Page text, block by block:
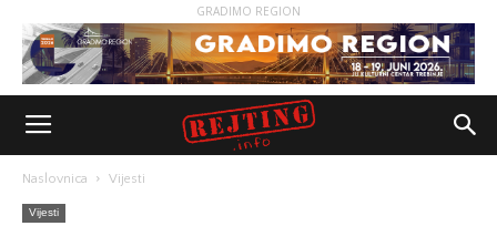
GRADIMO REGION
Naslovnica Vijesti
Vijesti